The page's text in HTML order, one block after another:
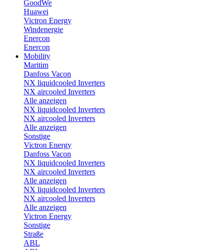
GoodWe
Huawei
Victron Energy
Windenergie
Enercon
Enercon
Mobility
Maritim
Danfoss Vacon
NX liquidcooled Inverters
NX aircooled Inverters
Alle anzeigen
NX liquidcooled Inverters
NX aircooled Inverters
Alle anzeigen
Sonstige
Victron Energy
Danfoss Vacon
NX liquidcooled Inverters
NX aircooled Inverters
Alle anzeigen
NX liquidcooled Inverters
NX aircooled Inverters
Alle anzeigen
Victron Energy
Sonstige
Straße
ABL